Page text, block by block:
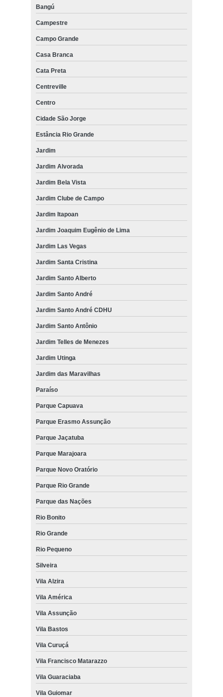
Bangú
Campestre
Campo Grande
Casa Branca
Cata Preta
Centreville
Centro
Cidade São Jorge
Estância Rio Grande
Jardim
Jardim Alvorada
Jardim Bela Vista
Jardim Clube de Campo
Jardim Itapoan
Jardim Joaquim Eugênio de Lima
Jardim Las Vegas
Jardim Santa Cristina
Jardim Santo Alberto
Jardim Santo André
Jardim Santo André CDHU
Jardim Santo Antônio
Jardim Telles de Menezes
Jardim Utinga
Jardim das Maravilhas
Paraíso
Parque Capuava
Parque Erasmo Assunção
Parque Jaçatuba
Parque Marajoara
Parque Novo Oratório
Parque Rio Grande
Parque das Nações
Rio Bonito
Rio Grande
Rio Pequeno
Silveira
Vila Alzira
Vila América
Vila Assunção
Vila Bastos
Vila Curuçá
Vila Francisco Matarazzo
Vila Guaraciaba
Vila Guiomar